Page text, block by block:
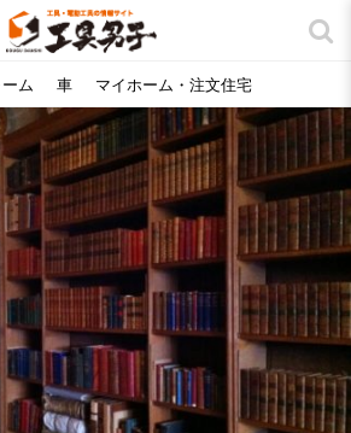
ム 車 マイホーム・注文住宅